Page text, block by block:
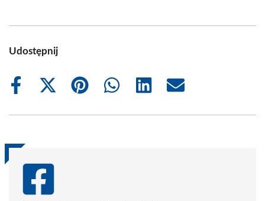
Udostępnij
Share
Share
(Twitter)
Share
Share
Share
Share